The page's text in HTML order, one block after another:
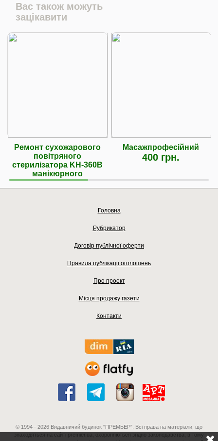
Вас також можуть
зацікавити
Ремонт сухожарового
повітряного
стерилізатора KH-360B
манікюрного
Масажпрофесійний
400 грн.
Головна
Рубрикатор
Договір публічної оферти
Правила публікації оголошень
Про проект
Місця продажу газети
Контакти
© 1994 - 2026 Видавничий будинок “ПРЕМЬЕР”. Всі права на матеріали, що
знаходяться на сайті premier.ua, охороняються згідно законодавства, в тому